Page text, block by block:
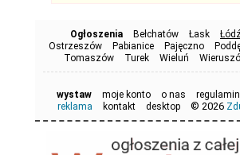
Ogłoszenia Bełchatów Łask
Ostrzeszów
Pabianice Pajęczno
Tomaszów
Turek Wieluń
wystaw moje konto o nas regulamin
reklama
kontakt desktop © 2026